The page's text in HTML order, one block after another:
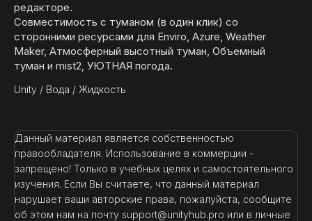
редакторе.
Совместимость с туманом (в один клик) со
сторонними ресурсами для Enviro, Azure, Weather
Maker, Атмосферный высотный туман, Объемный
туман и mist2, УЮТНАЯ погода.
Unity / Вода / Жидкость
Данный материал является собственностью
правообладателя. Использование в коммерции -
запрещено! Только в учебных целях и самостоятельного
изучения. Если Вы считаете, что данный материал
нарушает ваши авторские права, пожалуйста, сообщите
об этом нам на почту support@unityhub.pro или в личные